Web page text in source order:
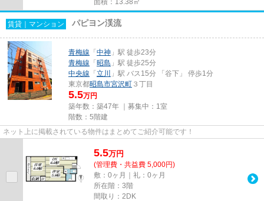
賃貸｜マンション パピヨン渓流
青梅線 「中神 」駅 徒歩23分
青梅線 「昭島 」駅 徒歩25分
中央線 「立川
」駅 バス15分 「谷下」 停歩1分
東京都昭島市宮沢町 ３丁目
5.5万円
築年数：築47年 ｜募集中： 1室
階数：5階建
ネット上に掲載されている物件はまとめてご紹介可能です！
5.5万円
(管理費・共益費 5,000円)
敷：0ヶ月｜礼：0ヶ月
所在階：3階
間取り：2DK